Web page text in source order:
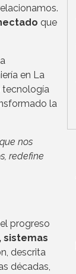
que
en La
tecnología
la
nos
redefine
progreso
sistemas
descrita
décadas,